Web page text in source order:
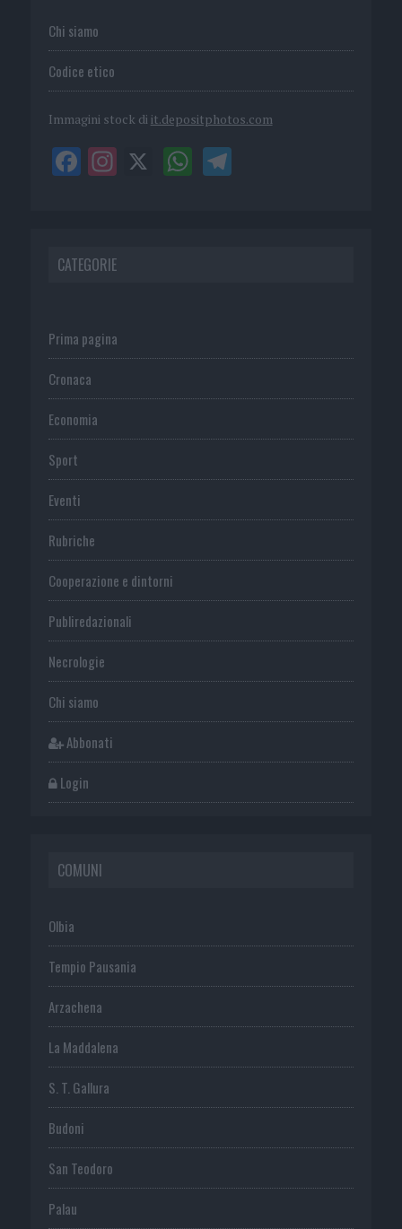
Chi siamo
Codice etico
Immagini stock di it.depositphotos.com
CATEGORIE
Prima pagina
Cronaca
Economia
Sport
Eventi
Rubriche
Cooperazione e dintorni
Publiredazionali
Necrologie
Chi siamo
Abbonati
Login
COMUNI
Olbia
Tempio Pausania
Arzachena
La Maddalena
S. T. Gallura
Budoni
San Teodoro
Palau